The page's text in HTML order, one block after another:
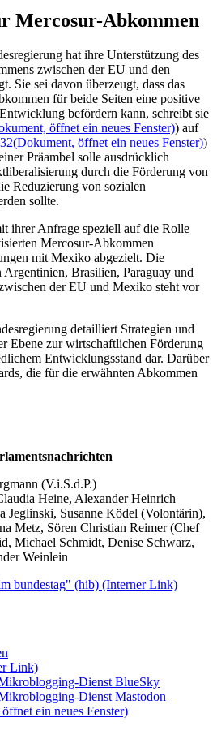
Mercosur-Abkommen
hat ihre Unterstützung des
zwischen der EU und den
Sie sei davon überzeugt, dass das
für beide Seiten eine positive
befördern kann, schreibt sie
öffnet ein neues Fenster)) auf
(Dokument, öffnet ein neues Fenster))
Präambel solle ausdrücklich
durch die Förderung von
Reduzierung von sozialen
sollte.
ihrer Anfrage speziell auf die Rolle
Mercosur-Abkommen
mit Mexiko abgezielt. Die
Argentinien, Brasilien, Paraguay und
der EU und Mexiko steht vor
detailliert Strategien und
Ebene zur wirtschaftlichen Förderung
Entwicklungsstand dar. Darüber
die für die erwähnten Abkommen
(V.i.S.d.P.)
Heine, Alexander Heinrich
Jeglinski, Susanne Ködel (Volontärin),
Metz, Sören Christian Reimer (Chef
Michael Schmidt, Denise Schwarz,
Weinlein
bundestag" (hib) (Interner Link)
Link)
Dienst BlueSky
Dienst Mastodon
ein neues Fenster)